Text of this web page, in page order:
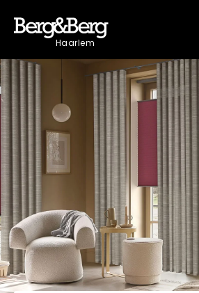
Haarlem